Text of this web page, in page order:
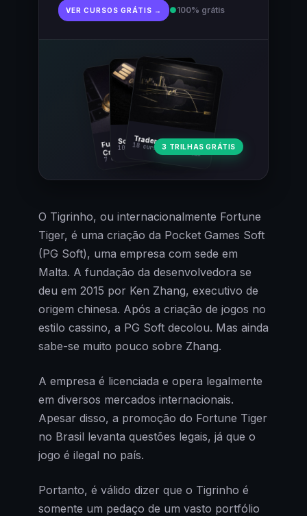
VER CURSOS GRÁTIS → ●100% grátis
Fundamentos
Cripto
7 cursos · 31 aulas
Trader Cripto
18 cursos · 80 aulas
Soberania Bitcoin
10 cursos · 44 aulas3 TRILHAS GRÁTIS
O Tigrinho, ou internacionalmente Fortune
Tiger, é uma criação da Pocket Games Soft
(PG Soft), uma empresa com sede em
Malta. A fundação da desenvolvedora se
deu em 2015 por Ken Zhang, executivo de
origem chinesa. Após a criação de jogos no
estilo cassino, a PG Soft decolou. Mas ainda
sabe-se muito pouco sobre Zhang.
A empresa é licenciada e opera legalmente
em diversos mercados internacionais.
Apesar disso, a promoção do Fortune Tiger
no Brasil levanta questões legais, já que o
jogo é ilegal no país.
Portanto, é válido dizer que o Tigrinho é
somente um pedaço de um vasto portfólio